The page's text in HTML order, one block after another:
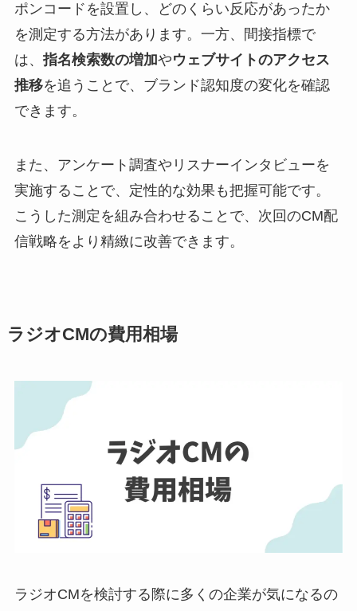
ポンコードを設置し、どのくらい反応があったか
を測定する方法があります。一方、間接指標で
は、 指名検索数の増加やウェブサイトのアクセス
推移を追うことで、ブランド認知度の変化を確認
できます。
また、アンケート調査やリスナーインタビューを
実施することで、定性的な効果も把握可能です。
こうした測定を組み合わせることで、次回のCM配
信戦略をより精緻に改善できます。
ラジオCMの費用相場
ラジオCMを検討する際に多くの企業が気になるの